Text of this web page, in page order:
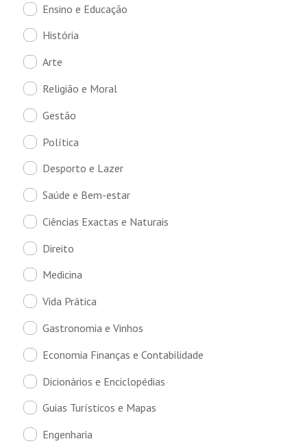
Ensino e Educação
História
Arte
Religião e Moral
Gestão
Política
Desporto e Lazer
Saúde e Bem-estar
Ciências Exactas e Naturais
Direito
Medicina
Vida Prática
Gastronomia e Vinhos
Economia Finanças e Contabilidade
Dicionários e Enciclopédias
Guias Turísticos e Mapas
Engenharia